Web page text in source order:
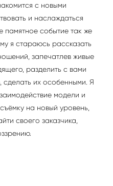
с новыми
и наслаждаться
событие так же
я стараюсь рассказать
запечатлев живые
разделить с вами
сделать их особенными. Я
модели и
на новый уровень,
своего заказчика,